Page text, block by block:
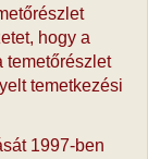
hogy a
temetőrészlet
temetkezési
1997-ben